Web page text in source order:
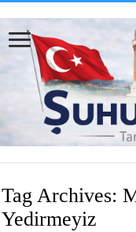
Tag Archives:
Yedirmeyiz